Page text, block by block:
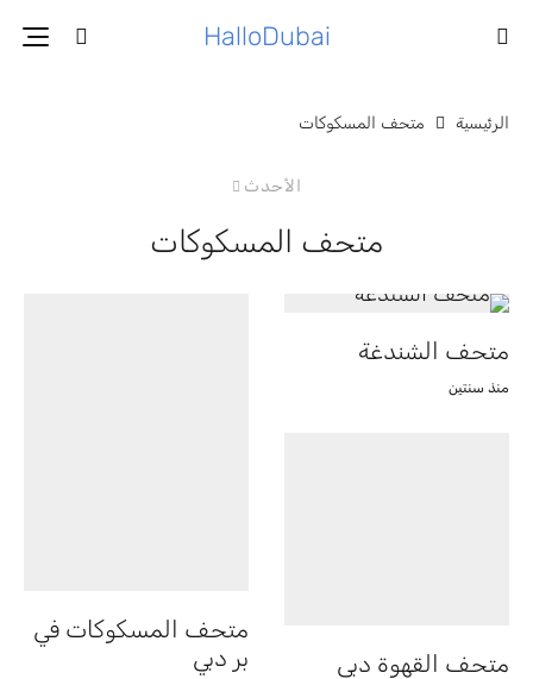
HalloDubai
الرئيسية متحف المسكوكات
الأحدث
متحف المسكوكات
متحف الشندغة
منذ سنتين
متحف القهوة دبي
متحف المسكوكات في
بر دبي